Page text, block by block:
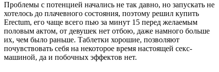
Проблемы с потенцией начались не так давно, но запускать не
хотелось до плачевного состояния, поэтому решил купить
Erectum, его чаще всего пью за минут 15 перед желаемым
половым актом, от девушек нет отбою, даже намного больше
их, чем было раньше. Таблетки хорошие, позволяют
почувствовать себя на некоторое время настоящей секс-
машиной, да и побочных эффектов нет.